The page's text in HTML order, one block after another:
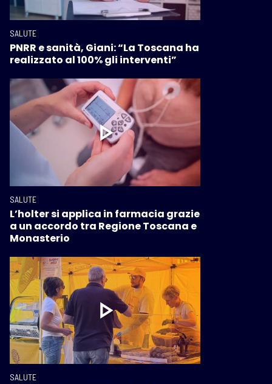
SALUTE
PNRR e sanità, Giani: “La Toscana ha
realizzato al 100% gli interventi”
SALUTE
L’holter si applica in farmacia grazie
a un accordo tra Regione Toscana e
Monasterio
SALUTE